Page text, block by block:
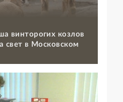
винторогих козлов
свет в Московском